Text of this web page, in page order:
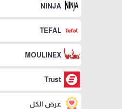
NINJA
TEFAL
MOULINEX
Trust
عرض الكل